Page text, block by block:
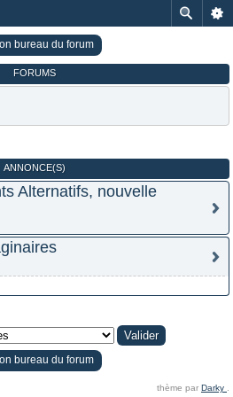
bureau du forum
FORUMS
ANNONCE(S)
Alternatifs, nouvelle
bureau du forum
thème par Darky